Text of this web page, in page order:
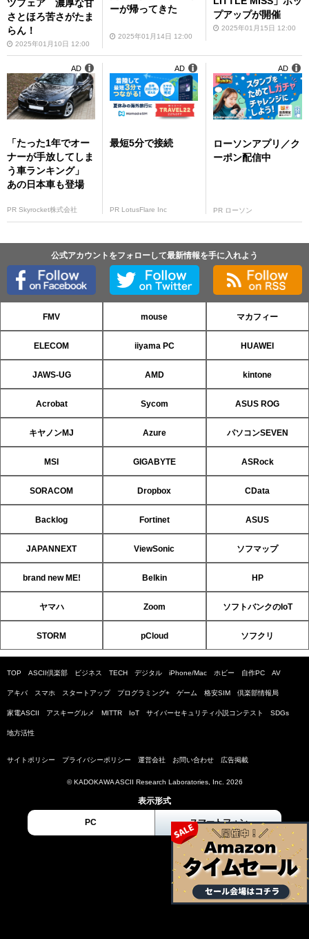
ツフェア 濃厚な甘
さとほろ苦さがたま
らん！
2025年01月10日 12:00
ーが帰ってきた
2025年01月14日 12:00
プアップが開催
2025年01月15日 12:00
「たった1年でオー
ナーが手放してしま
う車ランキング」
あの日本車も登場
PR Skyrocket株式会社
AD
最短5分で接続
PR LotusFlare Inc
AD
ローソンアプリ／ク
ーポン配信中
PR ローソン
AD
公式アカウントをフォローして最新情報を手に入れよう
FMV mouse マカフィー
ELECOM iiyama PC HUAWEI
JAWS-UG AMD kintone
Acrobat Sycom ASUS ROG
キヤノンMJ Azure パソコンSEVEN
MSI GIGABYTE ASRock
SORACOM Dropbox CData
Backlog Fortinet ASUS
JAPANNEXT ViewSonic ソフマップ
brand new ME! Belkin HP
ヤマハ Zoom ソフトバンクのIoT
STORM pCloud ソフクリ
TOP ASCII倶楽部 ビジネス TECH デジタル iPhone/Mac ホビー 自作PC AV
アキバ スマホ スタートアップ プログラミング+ ゲーム 格安SIM 倶楽部情報局
家電ASCII アスキーグルメ MITTR IoT サイバーセキュリティ小説コンテスト SDGs
地方活性
サイトポリシー プライバシーポリシー 運営会社 お問い合わせ 広告掲載
© KADOKAWA ASCII Research Laboratories, Inc. 2026
表示形式
PC スマートフォン